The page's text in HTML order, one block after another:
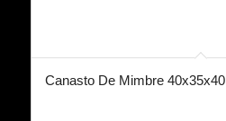
Canasto De Mimbre 40x35x40